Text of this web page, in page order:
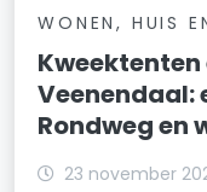
WONEN, HUIS
Veenendaal:
Rondweg en
23 november